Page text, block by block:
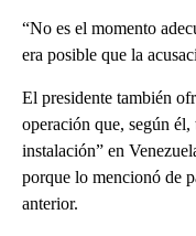
“No es el momento
era posible que la
El presidente también
operación que, según
instalación” en
porque lo mencionó de
anterior.